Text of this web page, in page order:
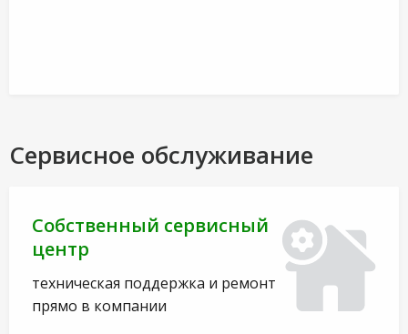
Сервисное обслуживание
Собственный сервисный
центр
техническая поддержка и ремонт
прямо в компании